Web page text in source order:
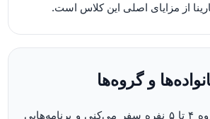
از مزایای اصلی این کلاس است.
اگر با خانواده یا گروه ۴ تا ۵ نفره سفر می‌کنی و برنامه‌هایی